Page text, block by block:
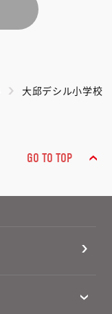
大邱デシル小学校
GO TO TOP